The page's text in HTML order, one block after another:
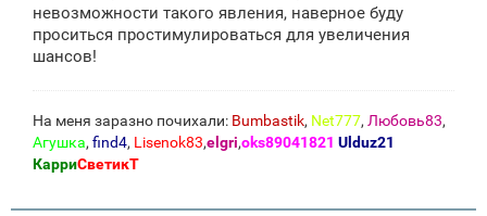
и
невозможности такого явления, наверное буду
проситься простимулироваться для увеличения
шансов!
На меня заразно почихали: Bumbastik, Net777, Любовь83,
Агушка, find4, Lisenok83,elgri,oks89041821 Ulduz21
КарриСветикТ